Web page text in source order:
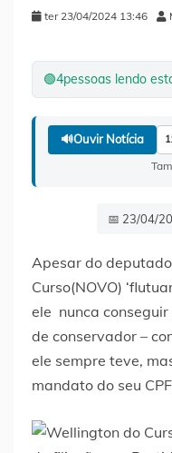
ter 23/04/2024 13:46
🟢4pessoas lendo
🔊Ouvir Notícia
📅 23/04/
Apesar do
Curso(NOVO)
ele nunca
de conservador –
ele sempre teve,
mandato do seu